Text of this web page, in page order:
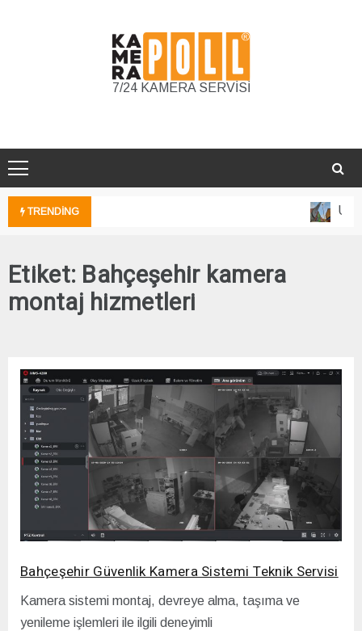
7/24 KAMERA SERVİSİ
TRENDING
Etiket: Bahçeşehir kamera
montaj hizmetleri
Bahçeşehir Güvenlik Kamera Sistemi Teknik Servisi
Kamera sistemi montaj, devreye alma, taşıma ve
yenileme işlemleri ile ilgili deneyimli